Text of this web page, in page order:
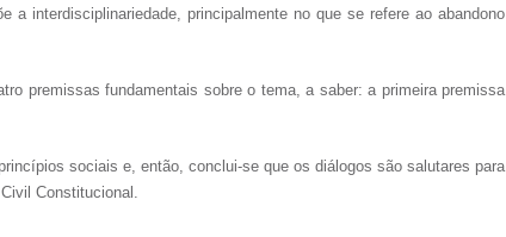
a interdisciplinariedade, principalmente no que se refere ao abandono
premissas fundamentais sobre o tema, a saber: a primeira premissa
sociais e, então, conclui-se que os diálogos são salutares para
Constitucional.